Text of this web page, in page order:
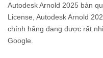
Autodesk Arnold 2025 bản
License, Autodesk Arnold
chính hãng đang được rất
Google.